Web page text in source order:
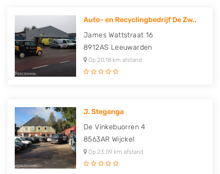
Auto- en Recyclingbedrijf De Zw..
James Wattstraat 16
8912AS Leeuwarden
Op 20,18 km afstand
J. Stegenga
De Vinkebuorren 4
8563AR Wijckel
Op 23,09 km afstand